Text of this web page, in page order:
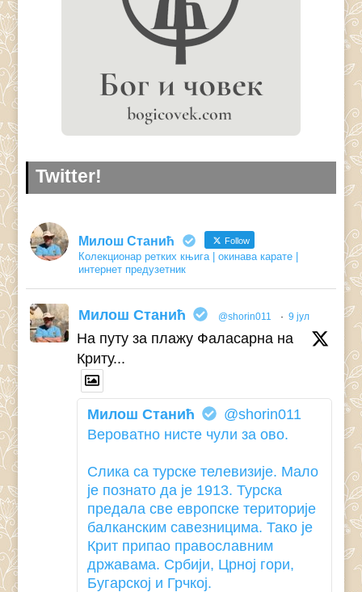
Twitter!
Милош Станић Follow
Колекционар ретких књига | окинава карате |
интернет предузетник
Милош Станић @shorin011 · 9 јул
На путу за плажу Фаласарна на
Криту...
Милош Станић
@shorin011
Вероватно нисте чули за ово.
Слика са турске телевизије. Мало
је познато да је 1913. Турска
предала све европске територије
балканским савезницима. Тако је
Крит припао православним
државама. Србији, Црној гори,
Бугарској и Грчкој.